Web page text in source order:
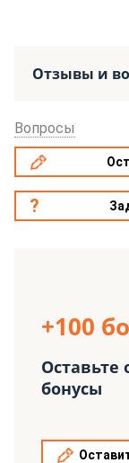
Отзывы и
Вопросы
+100
Оставьте
бонусы